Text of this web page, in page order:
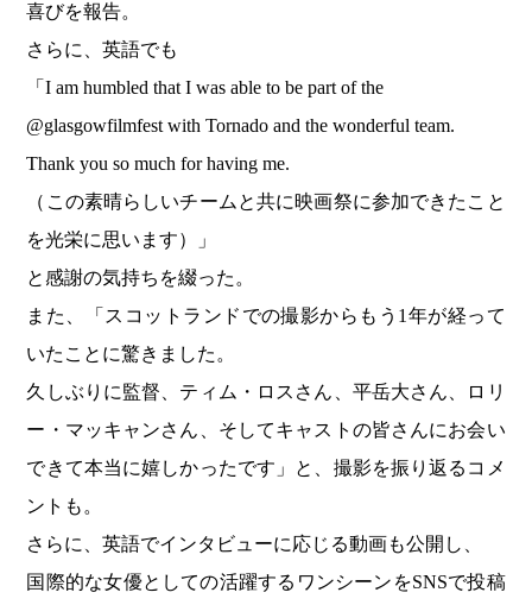
喜びを報告。
さらに、英語でも
「I am humbled that I was able to be part of the
@glasgowfilmfest with Tornado and the wonderful team.
Thank you so much for having me.
（この素晴らしいチームと共に映画祭に参加できたこと
を光栄に思います）」
と感謝の気持ちを綴った。
また、「スコットランドでの撮影からもう1年が経って
いたことに驚きました。
久しぶりに監督、ティム・ロスさん、平岳大さん、ロリ
ー・マッキャンさん、そしてキャストの皆さんにお会い
できて本当に嬉しかったです」と、撮影を振り返るコメ
ントも。
さらに、英語でインタビューに応じる動画も公開し、
国際的な女優としての活躍するワンシーンをSNSで投稿